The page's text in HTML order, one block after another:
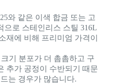
와 같은 이색 합금 또는 고
으로 스테인리스 스틸 316L
재에 비해 프리미엄 가격이
기 분포가 더 촘촘하고 구
추가 공정이 수반되기 때문
는 경우가 많습니다.